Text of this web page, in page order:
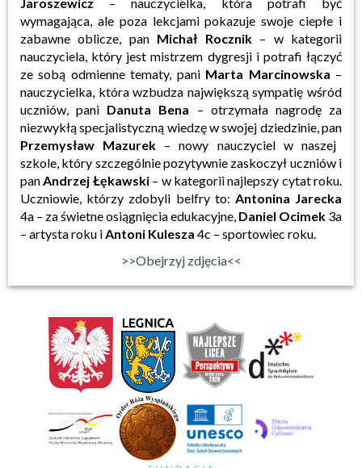
wymagająca, ale poza lekcjami pokazuje swoje ciepłe i
zabawne oblicze, pan Michał Rocznik– w kategorii
nauczyciela, który jest mistrzem dygresji i potrafi łączyć
ze sobą odmienne tematy, pani Marta Marcinowska –
nauczycielka, która wzbudza największą sympatię wśród
uczniów, pani Danuta Bena – otrzymała nagrodę za
niezwykłą specjalistyczną wiedzę w swojej dziedzinie, pan
Przemysław Mazurek – nowy nauczyciel w naszej
szkole, który szczególnie pozytywnie zaskoczył uczniów i
panAndrzej Łękawski– w kategorii najlepszy cytat roku.
Uczniowie, którzy zdobyli belfry to: Antonina Jarecka
4a – za świetne osiągnięcia edukacyjne, Daniel Ocimek 3a
– artysta roku iAntoni Kulesza 4c – sportowiec roku.
>>Obejrzyj zdjęcia<<